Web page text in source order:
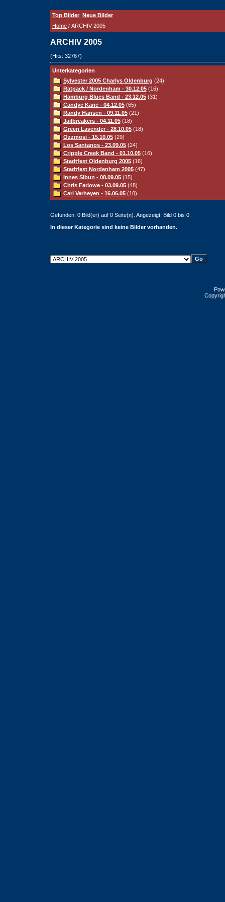
Top Bilder Neue Bilder
Home / ARCHIV 2005
ARCHIV 2005
(Hits: 32767)
Unterkategorien
Sylvester 2005 Charlys Oldenburg (24)
Ratpack / Nordenham - 30.12.05(16)
Hamburg Blues Band - 23.12.05(31)
Candye Kane - 04.12.05(65)
Randy Hansen - 09.11.05(21)
Jailbreakers - 04.11.05(18)
Green Lavender - 28.10.05(18)
Ozzmosi - 15.10.05(29)
Los Santanos - 23.09.05(24)
Cripple Creek Band - 01.10.05(16)
Stadtfest Oldenburg 2005(16)
Stadtfest Nordenham 2005(47)
Innes Sibun - 08.09.05(15)
Chris Farlowe - 03.09.05(48)
Carl Verheyen - 16.06.05(10)
Gefunden: 0 Bild(er) auf 0 Seite(n). Angezeigt: Bild 0 bis 0.
In dieser Kategorie sind keine Bilder vorhanden.